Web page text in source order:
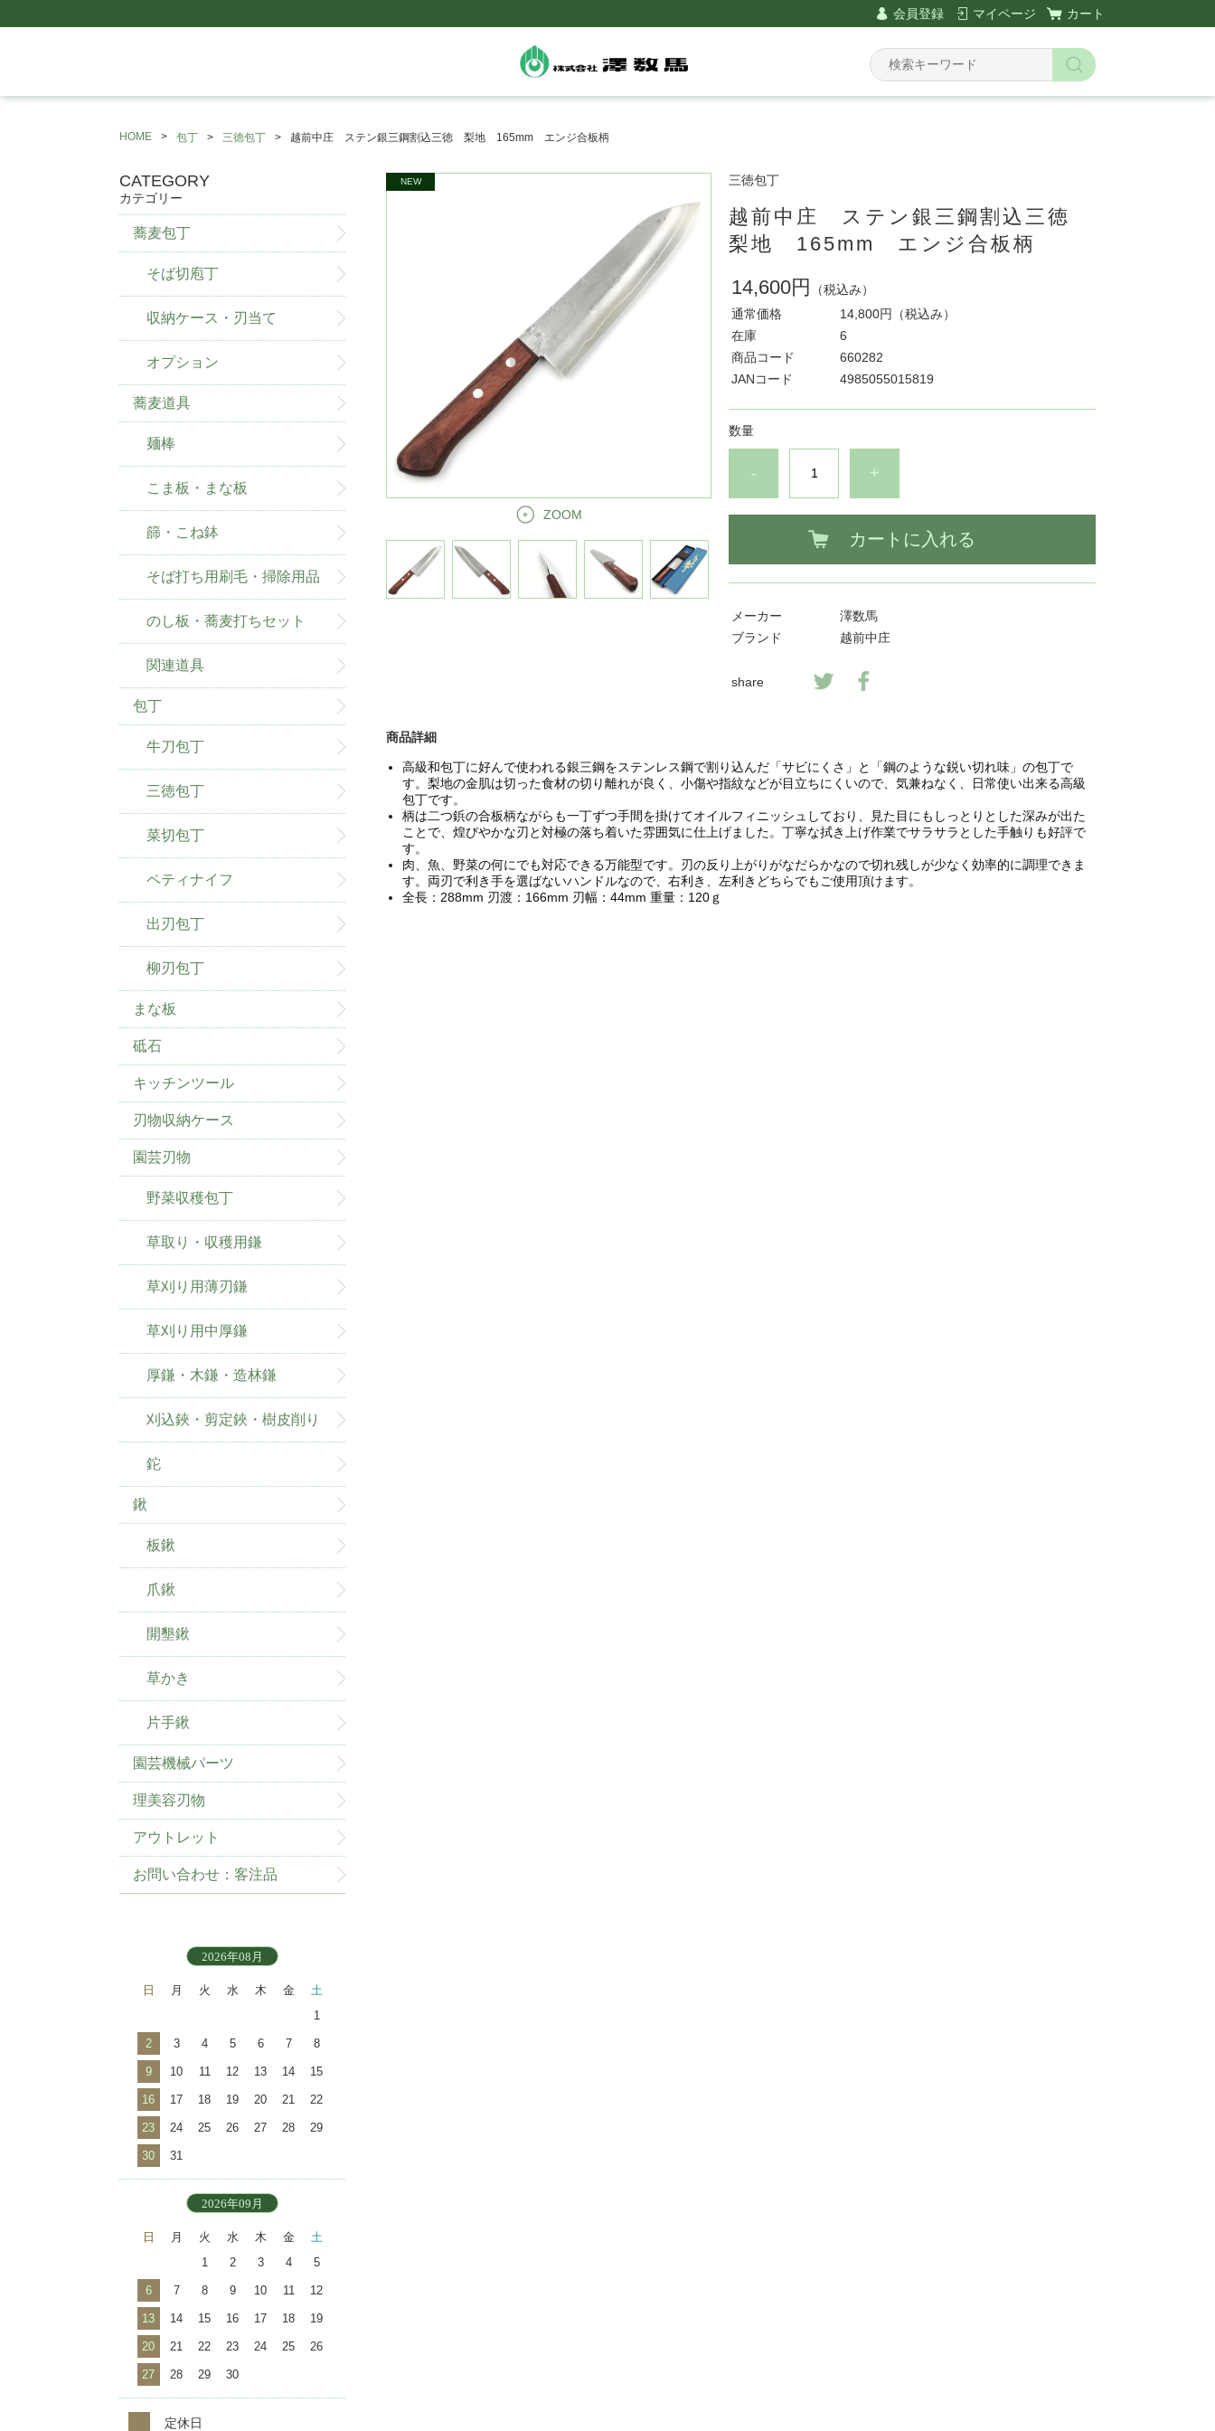
会員登録 マイページ カート
HOME 包丁 三徳包丁 越前中庄 ステン銀三鋼割込三徳 梨地 165mm エンジ合板柄
ZOOM
三徳包丁
越前中庄 ステン銀三鋼割込三徳
梨地 165mm エンジ合板柄
14,600円
（税込み）
通常価格
14,800円
（税込み）
在庫
6
商品コード
660282
JANコード
4985055015819
数量
- +
カートに入れる
メーカー
澤数馬
ブランド
越前中庄
share
商品詳細
高級和包丁に好んで使われる銀三鋼をステンレス鋼で割り込んだ「サビにくさ」と「鋼のような鋭い切れ味」の包丁で
す。梨地の金肌は切った食材の切り離れが良く、小傷や指紋などが目立ちにくいので、気兼ねなく、日常使い出来る高級
包丁です。
柄は二つ鋲の合板柄ながらも一丁ずつ手間を掛けてオイルフィニッシュしており、見た目にもしっとりとした深みが出た
ことで、煌びやかな刃と対極の落ち着いた雰囲気に仕上げました。丁寧な拭き上げ作業でサラサラとした手触りも好評で
す。
肉、魚、野菜の何にでも対応できる万能型です。刃の反り上がりがなだらかなので切れ残しが少なく効率的に調理できま
す。両刃で利き手を選ばないハンドルなので、右利き、左利きどちらでもご使用頂けます。
全長：288mm 刃渡：166mm 刃幅：44mm 重量：120ｇ
CATEGORY
カテゴリー
蕎麦包丁
そば切庖丁
収納ケース・刃当て
オプション
蕎麦道具
麺棒
こま板・まな板
篩・こね鉢
そば打ち用刷毛・掃除用品
のし板・蕎麦打ちセット
関連道具
包丁
牛刀包丁
三徳包丁
菜切包丁
ペティナイフ
出刃包丁
柳刃包丁
まな板
砥石
キッチンツール
刃物収納ケース
園芸刃物
野菜収穫包丁
草取り・収穫用鎌
草刈り用薄刃鎌
草刈り用中厚鎌
厚鎌・木鎌・造林鎌
刈込鋏・剪定鋏・樹皮削り
鉈
鍬
板鍬
爪鍬
開墾鍬
草かき
片手鍬
園芸機械パーツ
理美容刃物
アウトレット
お問い合わせ：客注品
2026年08月
日 月 火 水 木 金
土
1
2 3 4 5 6 7 8
9 10 11 12 13 14 15
16 17 18 19 20 21 22
23 24 25 26 27 28 29
30 31
2026年09月
日 月 火 水 木 金
土
1
2 3 4 5
6 7 8 9 10 11 12
13 14 15 16 17 18 19
20 21 22 23 24 25 26
27 28 29 30
定休日